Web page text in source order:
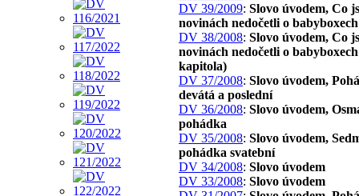
DV 39/2009: Slovo úvodem, Co
novinách nedočetli o babyboxech
DV 38/2008: Slovo úvodem, Co
novinách nedočetli o
kapitola)
DV 37/2008: Slovo úvodem,
devátá a poslední
DV 36/2008: Slovo úvodem,
pohádka
DV 35/2008: Slovo úvodem,
pohádka svatební
DV 34/2008: Slovo úvodem
DV 33/2008: Slovo úvodem